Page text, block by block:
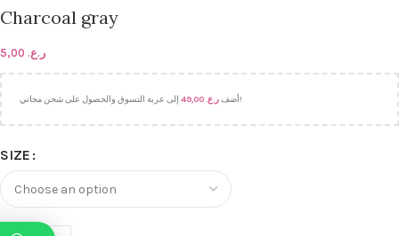
Charcoal gray
ر.ع.
أضفر.ع. إلى عربة التسوق والحصول على شحن مجاني!
SIZE